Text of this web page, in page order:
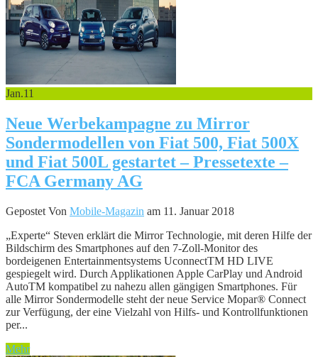
Jan.11
Neue Werbekampagne zu Mirror
Sondermodellen von Fiat 500, Fiat 500X
und Fiat 500L gestartet – Pressetexte –
FCA Germany AG
Gepostet Von Mobile-Magazin am 11. Januar 2018
„Experte“ Steven erklärt die Mirror Technologie, mit deren Hilfe der
Bildschirm des Smartphones auf den 7-Zoll-Monitor des
bordeigenen Entertainmentsystems UconnectTM HD LIVE
gespiegelt wird. Durch Applikationen Apple CarPlay und Android
AutoTM kompatibel zu nahezu allen gängigen Smartphones. Für
alle Mirror Sondermodelle steht der neue Service Mopar® Connect
zur Verfügung, der eine Vielzahl von Hilfs- und Kontrollfunktionen
per...
Mehr